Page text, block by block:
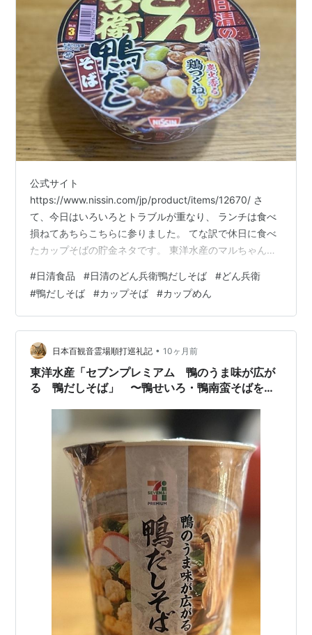
公式サイト
https://www.nissin.com/jp/product/items/12670/ さ
て、今日はいろいろとトラブルが重なり、 ランチは食べ
損ねてあちらこちらに参りました。 てな訳で休日に食べ
たカップそばの貯金ネタです。 東洋水産のマルちゃんで
やく日清食品のどん兵衛を、 ドンキで見つけました。 日
清食品「日清のどん兵衛 鴨だしそば」 希望小売価格 236
円 (税別) 内容量 (麺量) 104g (72g) 発売地域 全国 「炭火
香る鶏つくね入り」？ 鴨ではないの❓ カロリーは
413Kcal。 フイルムを剥がし蓋を開け、 …
#日清食品 #日清のどん兵衛鴨だしそば #どん兵衛
#鴨だしそば #カップそば #カップめん
日本百観音霊場順打巡礼記 • 10ヶ月前
東洋水産「セブンプレミアム 鴨のうま味が広が
る 鴨だしそば」 〜鴨せいろ・鴨南蛮そばを極